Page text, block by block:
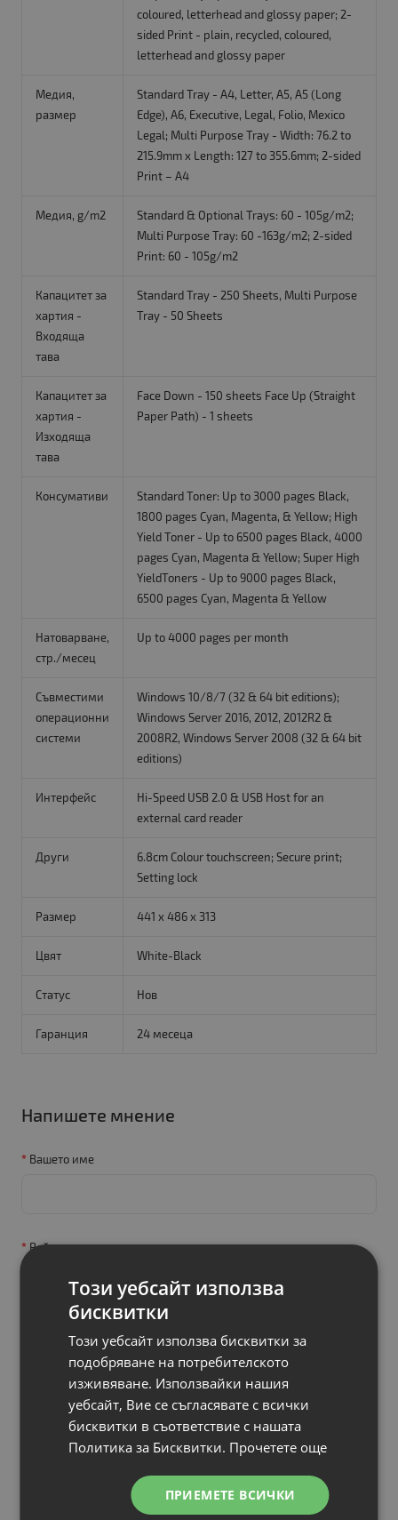
coloured, letterhead and glossy paper; 2-
sided Print - plain, recycled, coloured,
letterhead and glossy paper
Медия,
размер
Standard Tray - A4, Letter, A5, A5 (Long
Edge), A6, Executive, Legal, Folio, Mexico
Legal; Multi Purpose Tray - Width: 76.2 to
215.9mm x Length: 127 to 355.6mm; 2-sided
Print – A4
Медия, g/m2
Standard & Optional Trays: 60 - 105g/m2;
Multi Purpose Tray: 60 -163g/m2; 2-sided
Print: 60 - 105g/m2
Капацитет за
хартия -
Входяща
тава
Standard Tray - 250 Sheets, Multi Purpose
Tray - 50 Sheets
Капацитет за
хартия -
Изходяща
тава
Face Down - 150 sheets Face Up (Straight
Paper Path) - 1 sheets
Консумативи
Standard Toner: Up to 3000 pages Black,
1800 pages Cyan, Magenta, & Yellow; High
Yield Toner - Up to 6500 pages Black, 4000
pages Cyan, Magenta & Yellow; Super High
YieldToners - Up to 9000 pages Black,
6500 pages Cyan, Magenta & Yellow
Натоварване,
стр./месец
Up to 4000 pages per month
Съвместими
операционни
системи
Windows 10/8/7 (32 & 64 bit editions);
Windows Server 2016, 2012, 2012R2 &
2008R2, Windows Server 2008 (32 & 64 bit
editions)
Интерфейс
Hi-Speed USB 2.0 & USB Host for an
external card reader
Други
6.8cm Colour touchscreen; Secure print;
Setting lock
Размер 441 x 486 x 313
Цвят White-Black
Статус Нов
Гаранция 24 месеца
Напишете мнение
Вашето име
Рейтинг
Вашето мнение
Продължи
Този уебсайт използва
бисквитки
Този уебсайт използва бисквитки за
подобряване на потребителското
изживяване. Използвайки нашия
уебсайт, Вие се съгласявате с всички
бисквитки в съответствие с нашата
Политика за Бисквитки. Прочетете още
ПРИЕМЕТЕ ВСИЧКИ